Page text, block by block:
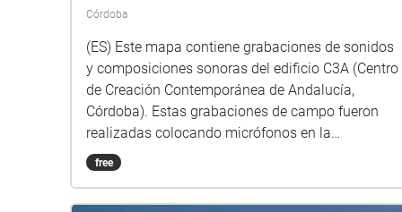
Córdoba
(ES) Este mapa contiene grabaciones de sonidos
y composiciones sonoras del edificio C3A (Centro
de Creación Contemporánea de Andalucía,
Córdoba). Estas grabaciones de campo fueron
realizadas colocando micrófonos en la
arquitectura, durante la residencia de producción
artística que llevé a cabo en el verano de 2024 en
free